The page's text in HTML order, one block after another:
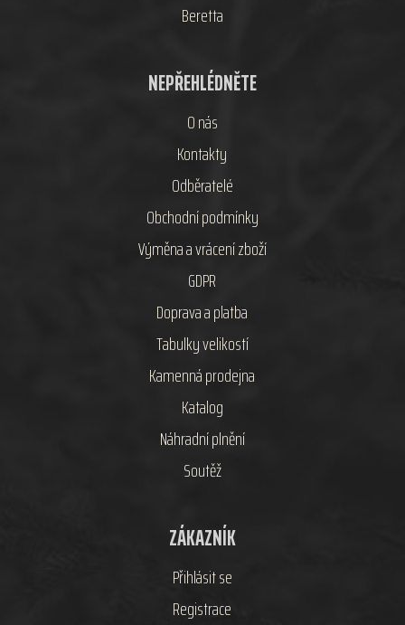
Beretta
NEPŘEHLÉDNĚTE
O nás
Kontakty
Odběratelé
Obchodní podmínky
Výměna a vrácení zboží
GDPR
Doprava a platba
Tabulky velikostí
Kamenná prodejna
Katalog
Náhradní plnění
Soutěž
ZÁKAZNÍK
Přihlásit se
Registrace